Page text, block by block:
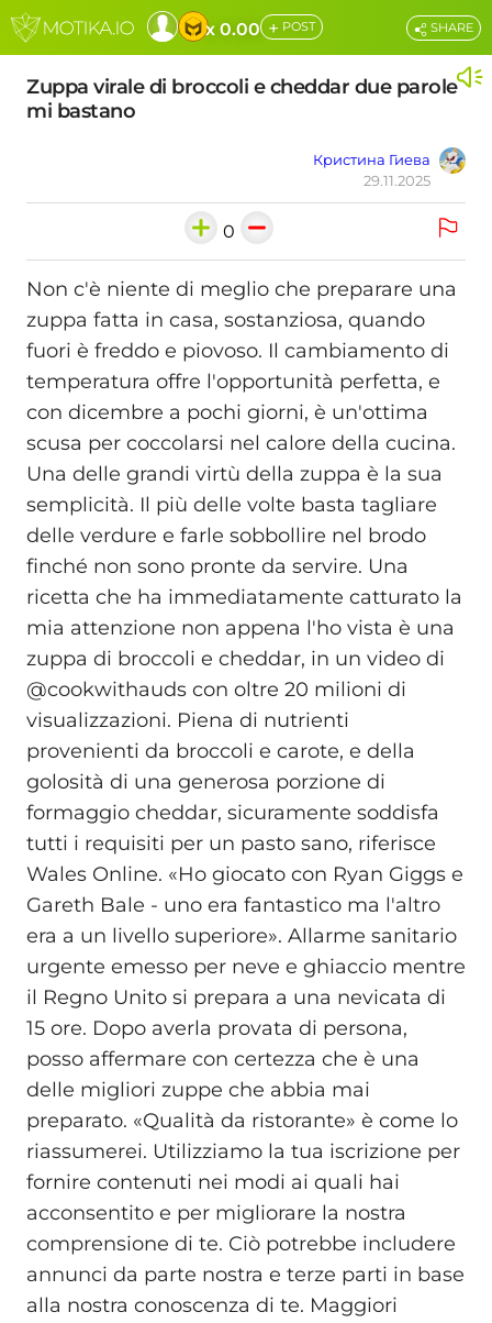
x 0.00 + POST
Zuppa virale di broccoli e cheddar due parole
mi bastano
Кристина Гиева
29.11.2025
SHARE
0
Non c'è niente di meglio che preparare una
zuppa fatta in casa, sostanziosa, quando
fuori è freddo e piovoso. Il cambiamento di
temperatura offre l'opportunità perfetta, e
con dicembre a pochi giorni, è un'ottima
scusa per coccolarsi nel calore della cucina.
Una delle grandi virtù della zuppa è la sua
semplicità. Il più delle volte basta tagliare
delle verdure e farle sobbollire nel brodo
finché non sono pronte da servire. Una
ricetta che ha immediatamente catturato la
mia attenzione non appena l'ho vista è una
zuppa di broccoli e cheddar, in un video di
@cookwithauds con oltre 20 milioni di
visualizzazioni. Piena di nutrienti
provenienti da broccoli e carote, e della
golosità di una generosa porzione di
formaggio cheddar, sicuramente soddisfa
tutti i requisiti per un pasto sano, riferisce
Wales Online. «Ho giocato con Ryan Giggs e
Gareth Bale - uno era fantastico ma l'altro
era a un livello superiore». Allarme sanitario
urgente emesso per neve e ghiaccio mentre
il Regno Unito si prepara a una nevicata di
15 ore. Dopo averla provata di persona,
posso affermare con certezza che è una
delle migliori zuppe che abbia mai
preparato. «Qualità da ristorante» è come lo
riassumerei. Utilizziamo la tua iscrizione per
fornire contenuti nei modi ai quali hai
acconsentito e per migliorare la nostra
comprensione di te. Ciò potrebbe includere
annunci da parte nostra e terze parti in base
alla nostra conoscenza di te. Maggiori